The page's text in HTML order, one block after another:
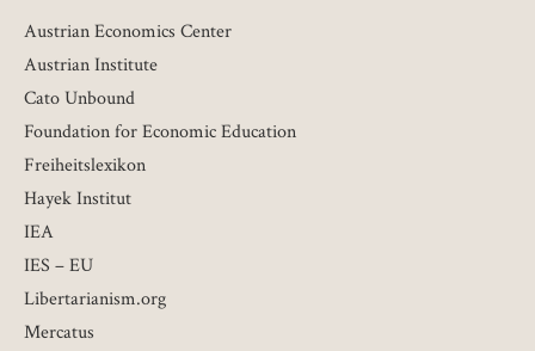
Austrian Economics Center
Austrian Institute
Cato Unbound
Foundation for Economic Education
Freiheitslexikon
Hayek Institut
IEA
IES – EU
Libertarianism.org
Mercatus